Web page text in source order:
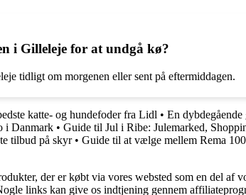
i Gilleleje for at undgå kø?
tidligt om morgenen eller sent på eftermiddagen.
katte- og hundefoder fra Lidl • En
i Danmark • Guide til Jul i Ribe: Julemarked,
tilbud på skyr• Guide til at vælge mellem Rema
der er købt via vores websted som en del af
links kan give os indtjening gennem